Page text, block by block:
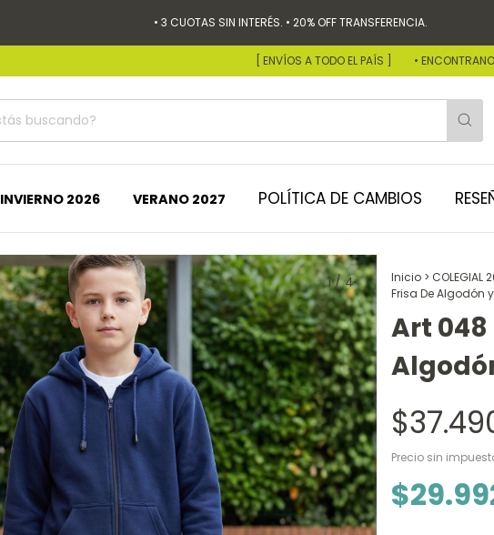
• 3 CUOTAS SIN INTERÉS. • 20% OFF TRANSFERENCIA.
[ ENVÍOS A TODO EL PAÍS ] • ENCONTRANOS EN
INVIERNO 2026 POLÍTICA DE CAMBIOS
1/4 Inicio > COLEGIAL
Frisa De Algodón
Art 048
Precio sin